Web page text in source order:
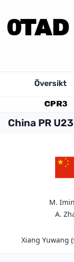
0TAD
Översikt
CPR3
China PR
M.
A.
Xiang Yuwang